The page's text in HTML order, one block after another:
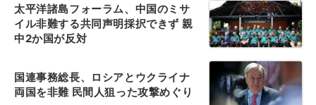
太平洋諸島フォーラム、中国のミサ
イル非難する共同声明採択できず 親
中2か国が反対
国連事務総長、ロシアとウクライナ
両国を非難 民間人狙った攻撃めぐり